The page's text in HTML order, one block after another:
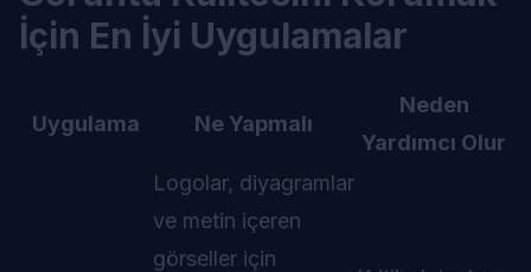
İçin En İyi Uygulamalar
Uygulama Ne Yapmalı
Neden
Yardımcı Olur
Logolar, diyagramlar
ve metin içeren
görseller için